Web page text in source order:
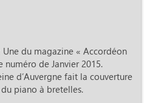
Une du magazine « Accordéon
numéro de Janvier 2015.
d’Auvergne fait la couverture
piano à bretelles.